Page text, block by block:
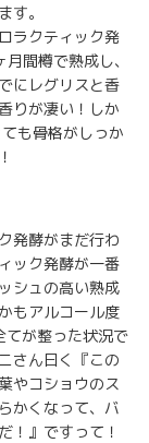
す。
ラクティック発
間樽で熟成し、
にレグリスと香
りが凄い！しか
も骨格がしっか
発酵がまだ行わ
ック発酵が一番
シュの高い熟成
もアルコール度
が整った状況で
さん曰く『この
やコショウのス
かくなって、バ
！』ですって！